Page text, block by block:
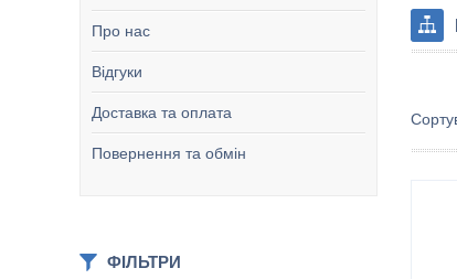
Про нас
Відгуки
Доставка та оплата
Повернення та обмін
ФІЛЬТРИ